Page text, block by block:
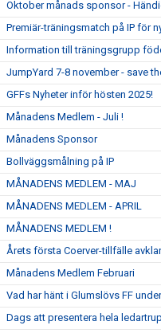
Oktober månads sponsor -
Premiär-träningsmatch på IP för
Information till träningsgrupp
JumpYard 7-8 november - save
GFFs Nyheter inför hösten 2025!
Månadens Medlem - Juli !
Månadens Sponsor
Bollväggsmålning på IP
MÅNADENS MEDLEM - MAJ
MÅNADENS MEDLEM - APRIL
MÅNADENS MEDLEM !
Årets första Coerver-tillfälle
Månadens Medlem Februari
Vad har hänt i Glumslövs FF
Dags att presentera hela